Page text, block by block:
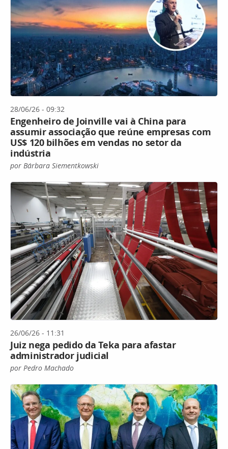
28/06/26 - 09:32
Engenheiro de Joinville vai à China para
assumir associação que reúne empresas com
US$ 120 bilhões em vendas no setor da
indústria
por Bárbara Siementkowski
26/06/26 - 11:31
Juiz nega pedido da Teka para afastar
administrador judicial
por Pedro Machado